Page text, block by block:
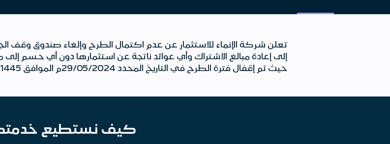
تعلن شركة الإنماء للاستثمار عن عدم اكتمال الطرح وإلغاء صندوق وقف
إلى إعادة مبالغ الاشتراك وأي عوائد ناتجة عن استثمارها دون أي حسم
حيث تم إقفال فترة الطرح في التاريخ المحدد 29/05/2024م الموافق 21/11/1445هـ.
كيف نستطيع